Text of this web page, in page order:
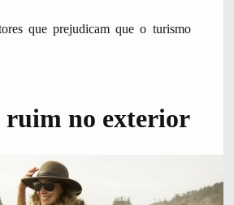
que prejudicam que o turismo
ruim no exterior